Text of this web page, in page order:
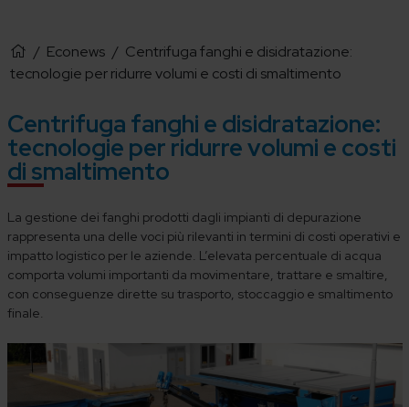
/ Econews / Centrifuga fanghi e disidratazione:
tecnologie per ridurre volumi e costi di smaltimento
Centrifuga fanghi e disidratazione:
tecnologie per ridurre volumi e costi
di smaltimento
La gestione dei fanghi prodotti dagli impianti di depurazione
rappresenta una delle voci più rilevanti in termini di costi operativi e
impatto logistico per le aziende. L’elevata percentuale di acqua
comporta volumi importanti da movimentare, trattare e smaltire,
con conseguenze dirette su trasporto, stoccaggio e smaltimento
finale.